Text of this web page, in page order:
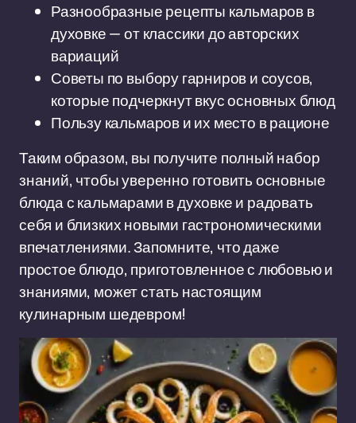
Разнообразные рецепты кальмаров в
духовке — от классики до авторских
вариаций
Советы по выбору гарниров и соусов,
которые подчеркнут вкус основных блюд
Пользу кальмаров и их место в рационе
Таким образом, вы получите полный набор
знаний, чтобы уверенно готовить основные
блюда с кальмарами в духовке и радовать
себя и близких новыми гастрономическими
впечатлениями. Запомните, что даже
простое блюдо, приготовленное с любовью и
знаниями, может стать настоящим
кулинарным шедевром!